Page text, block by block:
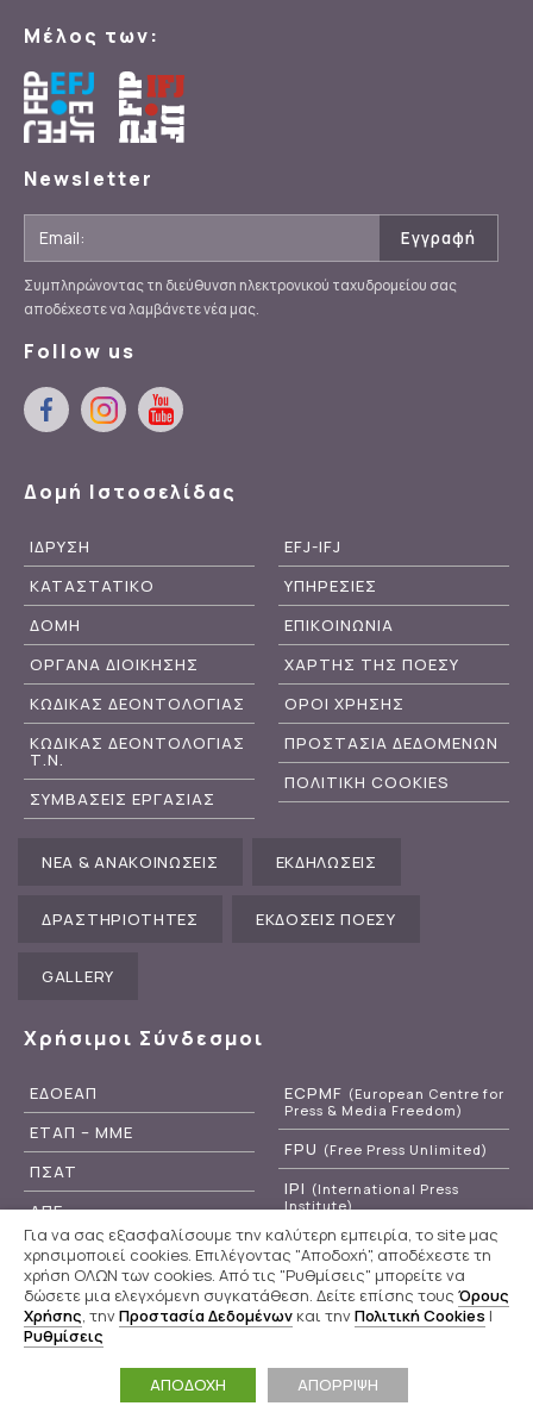
Μέλος των:
Newsletter
Συμπληρώνοντας τη διεύθυνση ηλεκτρονικού ταχυδρομείου σας
αποδέχεστε να λαμβάνετε νέα μας.
Follow us
Δομή Ιστοσελίδας
ΙΔΡΥΣΗ
ΚΑΤΑΣΤΑΤΙΚΟ
ΔΟΜΗ
ΟΡΓΑΝΑ ΔΙΟΙΚΗΣΗΣ
ΚΩΔΙΚΑΣ ΔΕΟΝΤΟΛΟΓΙΑΣ
ΚΩΔΙΚΑΣ ΔΕΟΝΤΟΛΟΓΙΑΣ
Τ.Ν.
ΣΥΜΒΑΣΕΙΣ ΕΡΓΑΣΙΑΣ
EFJ-IFJ
ΥΠΗΡΕΣΙΕΣ
ΕΠΙΚΟΙΝΩΝΙΑ
ΧΑΡΤΗΣ ΤΗΣ ΠΟΕΣΥ
ΟΡΟΙ ΧΡΗΣΗΣ
ΠΡΟΣΤΑΣΙΑ ΔΕΔΟΜΕΝΩΝ
ΠΟΛΙΤΙΚΗ COOKIES
ΝΕΑ & ΑΝΑΚΟΙΝΩΣΕΙΣ ΕΚΔΗΛΩΣΕΙΣ
ΔΡΑΣΤΗΡΙΟΤΗΤΕΣ ΕΚΔΟΣΕΙΣ ΠΟΕΣΥ
GALLERY
Χρήσιμοι Σύνδεσμοι
ΕΔΟΕΑΠ
ΕΤΑΠ – ΜΜΕ
ΠΣΑΤ
ΑΠΕ
ΕΡΤ
ECPMF (European Centre for
Press & Media Freedom)
FPU (Free Press Unlimited)
IPI (International Press
Institute)
RSF(Reporters Without
Borders)
Powered by
WebOlution
Για να σας εξασφαλίσουμε την καλύτερη εμπειρία, το site μας
χρησιμοποιεί cookies. Επιλέγοντας "Αποδοχή", αποδέχεστε τη
χρήση ΟΛΩΝ των cookies. Από τις "Ρυθμίσεις" μπορείτε να
δώσετε μια ελεγχόμενη συγκατάθεση. Δείτε επίσης τους Όρους
Χρήσης, τηνΠροστασία Δεδομένων και τηνΠολιτική Cookies |
Ρυθμίσεις
ΑΠΟΔΟΧΗ ΑΠΟΡΡΙΨΗ